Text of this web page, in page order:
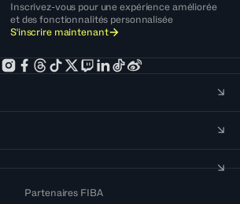
Inscrivez-vous pour une expérience améliorée
et des fonctionnalités personnalisée
S'inscrire maintenant
Partenaires FIBA